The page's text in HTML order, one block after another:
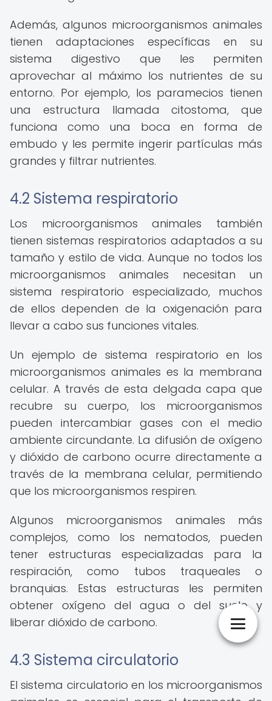
Además, algunos microorganismos animales
tienen adaptaciones específicas en su
sistema digestivo que les permiten
aprovechar al máximo los nutrientes de su
entorno. Por ejemplo, los paramecios tienen
una estructura llamada citostoma, que
funciona como una boca en forma de
embudo y les permite ingerir partículas más
grandes y filtrar nutrientes.
4.2 Sistema respiratorio
Los microorganismos animales también
tienen sistemas respiratorios adaptados a su
tamaño y estilo de vida. Aunque no todos los
microorganismos animales necesitan un
sistema respiratorio especializado, muchos
de ellos dependen de la oxigenación para
llevar a cabo sus funciones vitales.
Un ejemplo de sistema respiratorio en los
microorganismos animales es la membrana
celular. A través de esta delgada capa que
recubre su cuerpo, los microorganismos
pueden intercambiar gases con el medio
ambiente circundante. La difusión de oxígeno
y dióxido de carbono ocurre directamente a
través de la membrana celular, permitiendo
que los microorganismos respiren.
Algunos microorganismos animales más
complejos, como los nematodos, pueden
tener estructuras especializadas para la
respiración, como tubos traqueales o
branquias. Estas estructuras les permiten
obtener oxígeno del agua o del suelo y
liberar dióxido de carbono.
4.3 Sistema circulatorio
El sistema circulatorio en los microorganismos